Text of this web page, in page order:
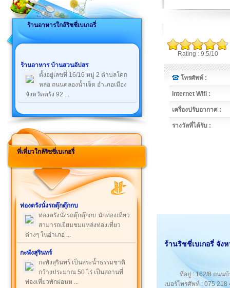
ร้านอาหารใกล้ริชชี่เบเกอรี่
ร้านอาหาร บ้านสวนอัปสร
ตั้งอยู่เลขที่ 16/16 หมู่ 2 ตำบลโคก
หล่อ ถนนคลองน้ำเจ็ด อำเภอเมือง
จังหวัดตรัง 92 ...
ที่เที่ยวใกล้ริชชี่เบเกอรี่
ท่องตรังนั่งรถตุ๊กตุ๊กกบ
ท่องตรังนั่งรถตุ๊กตุ๊กกบ นักท่องเที่ยว
สามารถเยี่ยมชมแหล่งท่องเที่ยว
ต่างๆ ในอำเภอ ...
กะพังสุรินทร์
กะพังสุรินทร์ เป็นสระน้ำธรรมชาติ
กว้างประมาณ 50 ไร่ เป็นสถานที่
ท่องเที่ยวพักผ่อนห ...
Rating : 9.5/10
โทรศัพท์ :
Internet Wifi :
เครื่องปรับอากาศ :
รางวัลที่ได้รับ :
ร้านริชชี่เบเกอรี่ จัง
ที่อยู่ : 162/8 ถนนบ้
เบอร์โทรศัพท์ : 075 218